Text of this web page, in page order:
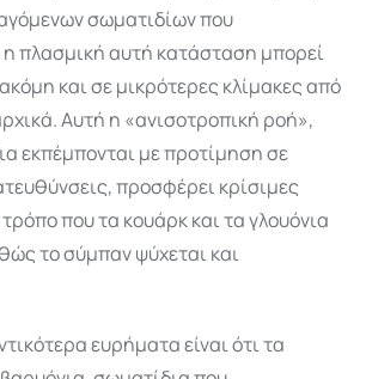
σωματιδίων που
πλασμική αυτή κατάσταση μπορεί
και σε μικρότερες κλίμακες από
Αυτή η «ανισοτροπική ροή»,
εκπέμπονται με προτίμηση σε
προσφέρει κρίσιμες
τρόπο που τα κουάρκ και τα γλουόνια
το σύμπαν ψύχεται και
ευρήματα είναι ότι τα